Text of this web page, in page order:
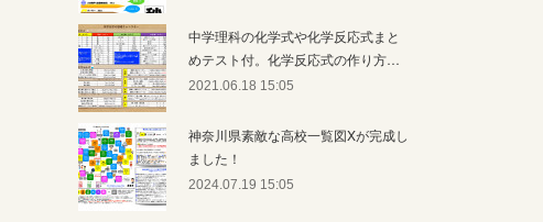
中学理科の化学式や化学反応式まと
めテスト付。化学反応式の作り方…
2021.06.18 15:05
神奈川県素敵な高校一覧図Xが完成し
ました！
2024.07.19 15:05